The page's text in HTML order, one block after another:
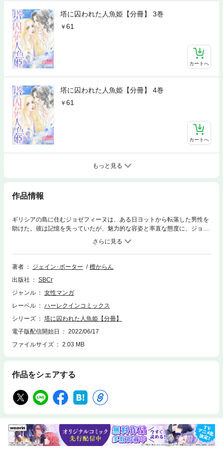
塔に囚われた人魚姫【分冊】 3巻
61
カートへ
塔に囚われた人魚姫【分冊】 4巻
61
カートへ
もっと見る
作品情報
ギリシアの島に住むジョゼフィーヌは、ある日ヨットから転落した男性を
助けた。彼は記憶を失っていたが、魅力的な容姿と率直な態度に、ジョゼ
フィーヌは夢中になった。バージンを捧げ、幸せな未来を夢みたが、その
思いはすぐに絶望に変わる。彼――アレクサンデルはアーガウ王国の皇太
子。しかも数週間後には結婚式を控えているという。記憶を取り戻したア
レクサンデルを留めるすべもなく、彼女が思いを断ち切ろうとした矢先、
著者 ジェイン･ポーター
檀からん
出版社
SBCr
ジャンル
女性マンガ
レーベル
ハーレクインコミックス
シリーズ
塔に囚われた人魚姫【分冊】
電子版配信開始日
2022/06/17
ファイルサイズ
2.03 MB
作品をシェアする